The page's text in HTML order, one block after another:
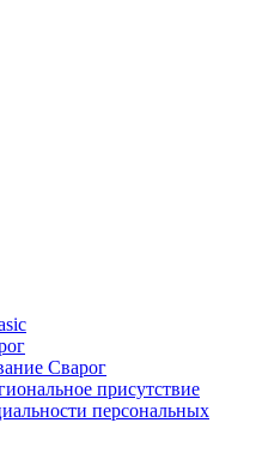
Сварог
присутствие
персональных